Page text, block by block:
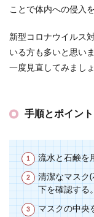
ことで体内への侵入
新型コロナウイルス
いる方も多いと思い
一度見直してみましょ
手順とポイン
流水と石鹸を
清潔なマスク
下を確認する
マスクの中央